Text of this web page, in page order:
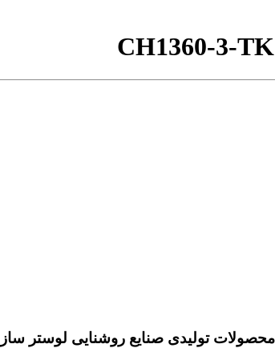
CH1360-3-TK